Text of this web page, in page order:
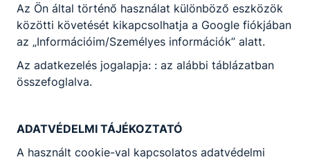
Az Ön által történő használat különböző eszközök
közötti követését kikapcsolhatja a Google fiókjában
az „Információim/Személyes információk” alatt.
Az adatkezelés jogalapja: : az alábbi táblázatban
összefoglalva.
ADATVÉDELMI TÁJÉKOZTATÓ
A használt cookie-val kapcsolatos adatvédelmi